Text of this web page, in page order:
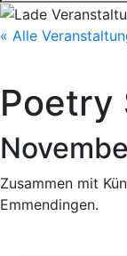
« Alle
Poetry
Zusammen mit
Emmendingen.